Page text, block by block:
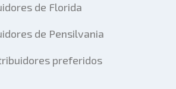
de Florida
de Pensilvania
preferidos